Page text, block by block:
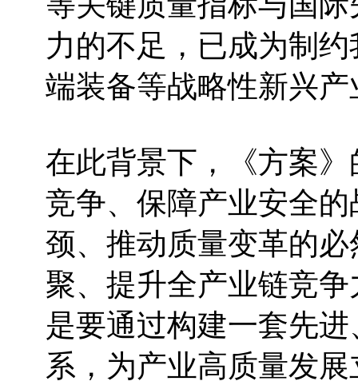
力的不足，已成为制
端装备等战略性新兴
在此背景下，《方案
竞争、保障产业安全
颈、推动质量变革的
聚、提升全产业链竞
是要通过构建一套先
系，为产业高质量发